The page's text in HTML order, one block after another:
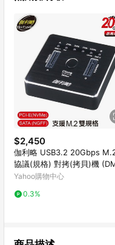
$2,450
伽利略 USB3.2 20Gbps
協議(規格) 對拷(拷貝)機
22D)
Yahoo購物中心
0.3%